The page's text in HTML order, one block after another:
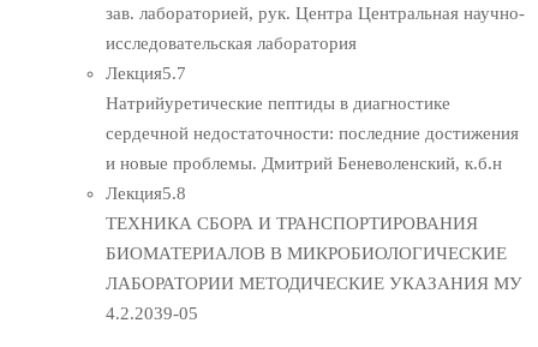
зав. лабораторией, рук. Центра Центральная научно-
исследовательская лаборатория
Лекция5.7
Натрийуретические пептиды в диагностике
сердечной недостаточности: последние достижения
и новые проблемы. Дмитрий Беневоленский, к.б.н
Лекция5.8
ТЕХНИКА СБОРА И ТРАНСПОРТИРОВАНИЯ
БИОМАТЕРИАЛОВ В МИКРОБИОЛОГИЧЕСКИЕ
ЛАБОРАТОРИИ МЕТОДИЧЕСКИЕ УКАЗАНИЯ МУ
4.2.2039-05